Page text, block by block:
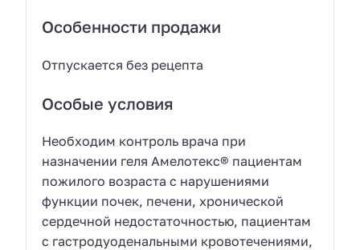
Особенности продажи
Отпускается без рецепта
Особые условия
Необходим контроль врача при
назначении геля Амелотекс® пациентам
пожилого возраста с нарушениями
функции почек, печени, хронической
сердечной недостаточностью, пациентам
с гастродуоденальными кровотечениями,